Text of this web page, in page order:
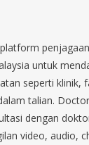
Potong
Serangoon Rd,
Telok Blangah,
Upper Bukit
Yishun, Yio Chu
untuk
seperti klinik,
talian.
dengan
video, audio,